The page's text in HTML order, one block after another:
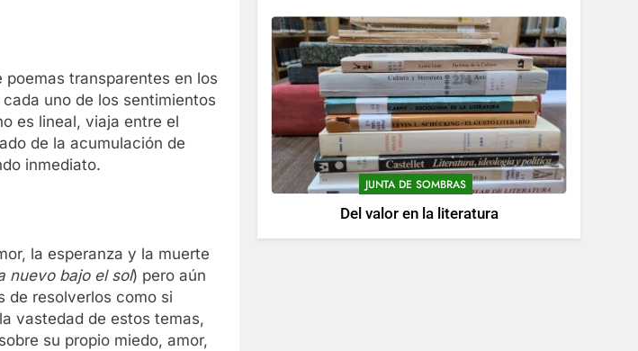
transparentes en los
uno de los sentimientos
es lineal, viaja entre el
de la acumulación de
inmediato.
la esperanza y la muerte
nuevo bajo el sol) pero aún
de resolverlos como si
vastedad de estos temas,
su propio miedo, amor,
JUNTA DE SOMBRAS
Del valor en la literatura